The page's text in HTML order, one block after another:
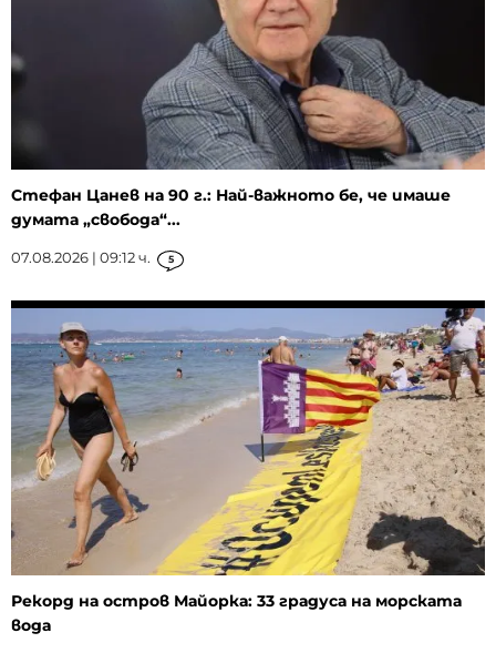
Стефан Цанев на 90 г.: Най-важното бе, че имаше
думата „свобода“...
07.08.2026 | 09:12 ч. 5
Рекорд на остров Майорка: 33 градуса на морската
вода